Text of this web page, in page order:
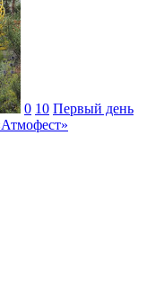
0 10 Первый день